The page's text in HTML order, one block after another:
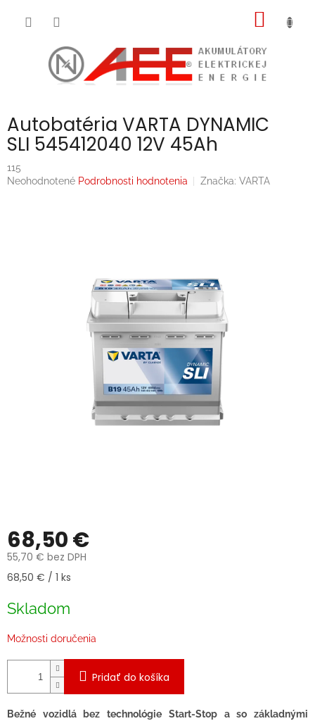
Autobatéria VARTA DYNAMIC
SLI 545412040 12V 45Ah
115
Priemerné
Neohodnotené Podrobnosti hodnotenia Značka: VARTA
68,50 €
55,70 € bez DPH
Jednotková
68,50 € / 1 ks
Skladom
Možnosti doručenia
Pridať do košíka
Bežné vozidlá bez technológie Start-Stop a so základnými